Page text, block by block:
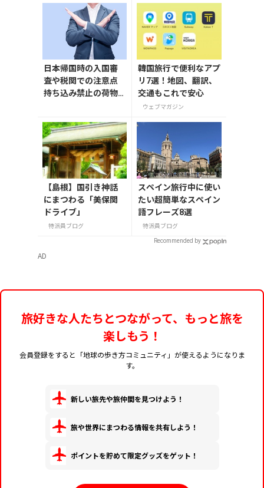
日本帰国時の入国審
査や税関での注意点
持ち込み禁止の荷物
韓国旅行で便利なアプ
リ7選！地図、翻訳、
交通もこれで安心
ウェブマガジン
【島根】国引き神話
にまつわる「美保関
ドライブ」
特派員ブログ
スペイン旅行中に使い
たい超簡単なスペイン
語フレーズ8選
特派員ブログ
Recommended by
AD
旅好きな人たちとつながって、もっと旅を
楽しもう！
会員登録をすると「地球の歩き方コミュニティ」が使えるようになりま
す。
新しい旅先や旅仲間を見つけよう！
旅や世界にまつわる情報を共有しよう！
ポイントを貯めて限定グッズをゲット！